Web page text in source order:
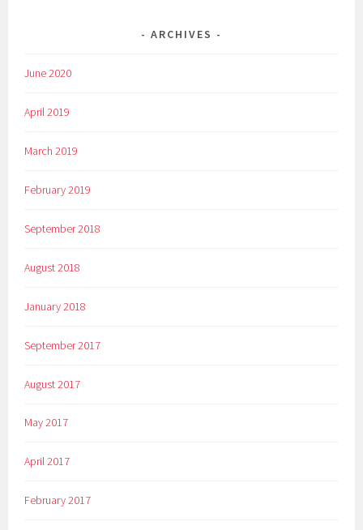
ARCHIVES
June 2020
April 2019
March 2019
February 2019
September 2018
August 2018
January 2018
September 2017
August 2017
May 2017
April 2017
February 2017